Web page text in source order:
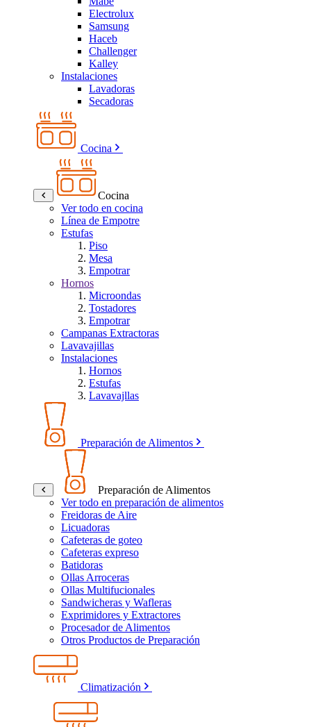
Electrolux
Samsung
Haceb
Challenger
Kalley
Instalaciones
Lavadoras
Secadoras
Cocina
Cocina
Ver todo en cocina
Línea de Empotre
Estufas
Piso
Mesa
Empotrar
Hornos
Microondas
Tostadores
Empotrar
Campanas Extractoras
Lavavajillas
Instalaciones
Hornos
Estufas
Lavavajllas
Preparación de Alimentos
Preparación de Alimentos
Ver todo en preparación de alimentos
Freidoras de Aire
Licuadoras
Cafeteras de goteo
Cafeteras expreso
Batidoras
Ollas Arroceras
Ollas Multifucionales
Sandwicheras y Wafleras
Exprimidores y Extractores
Procesador de Alimentos
Otros Productos de Preparación
Climatización